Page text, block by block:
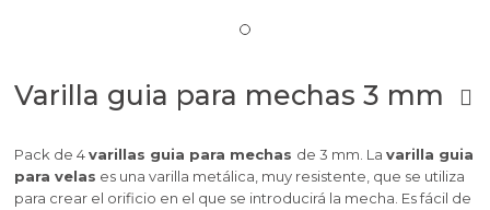
Varilla guia para mechas 3 mm
Pack de 4varillas guia para mechas de 3 mm. La varilla guia
para velas es una varilla metálica, muy resistente, que se utiliza
para crear el orificio en el que se introducirá la mecha. Es fácil de